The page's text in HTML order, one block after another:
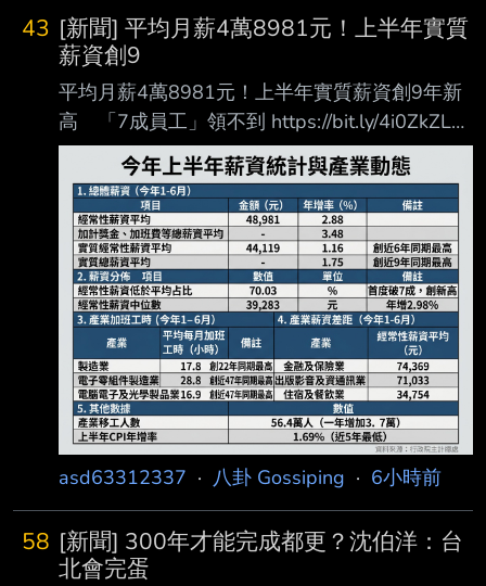
算又覺得很硬 租金、設備、原料、天氣、人流
全部都要扛 今天沒生意就是直接沒收入 最怕的
是上班嫌累 真的去擺攤才發現更累 最後連穩定
薪水都沒了 好猶豫... --
43 [新聞] 平均月薪4萬8981元！上半年實質
薪資創9
平均月薪4萬8981元！上半年實質薪資創9年新
高 「7成員工」領不到 https://bit.ly/4i0ZkZL
ettoday 記者閔文昱／綜合報導 行政院主計總處
今（10）日公布6月薪資統計，今年1至6月全體
受僱員工每月經常性薪資平 均為4萬8981元，
年增2.88%；加計獎金、加班費等非經常性薪資
後，累計總薪資平均數年增 3.48%。扣除物價
因素後，實質經常性薪資平均為4萬4119元，年
增1.16%，創近6年同期最高 ；實質總薪資平均
數則年增1.75%，寫下近9年同期新高，顯示今
年上半年薪資成長速
asd63312337 · 八卦 Gossiping · 6小時前
58 [新聞] 300年才能完成都更？沈伯洋：台
北會完蛋